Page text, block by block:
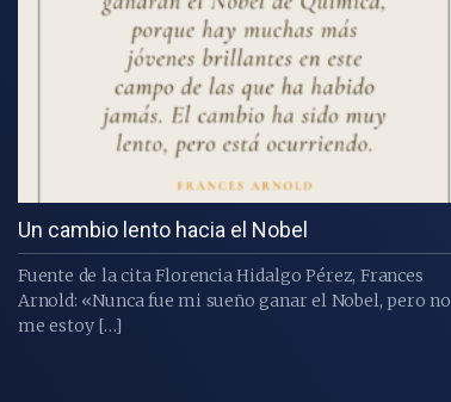
Un cambio lento hacia el Nobel
Fuente de la cita Florencia Hidalgo Pérez, Frances
Arnold: «Nunca fue mi sueño ganar el Nobel, pero no
me estoy […]